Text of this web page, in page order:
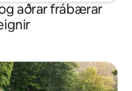
aðrar frábærar